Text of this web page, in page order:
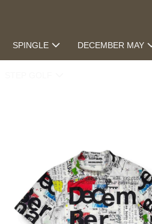
SPINGLE DECEMBER MAY